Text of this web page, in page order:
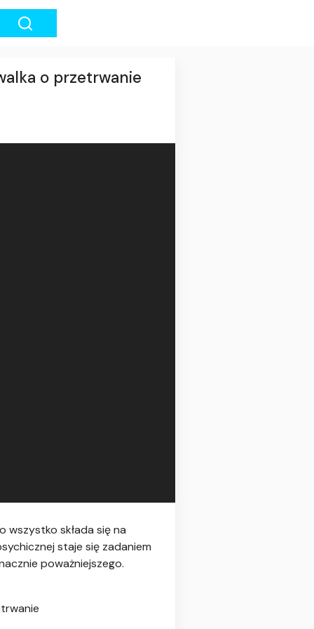
o przetrwanie
wszystko składa się na
staje się zadaniem
poważniejszego.